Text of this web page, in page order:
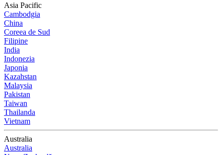
Asia Pacific
Cambodgia
China
Coreea de Sud
Filipine
India
Indonezia
Japonia
Kazahstan
Malaysia
Pakistan
Taiwan
Thailanda
Vietnam
Australia
Australia